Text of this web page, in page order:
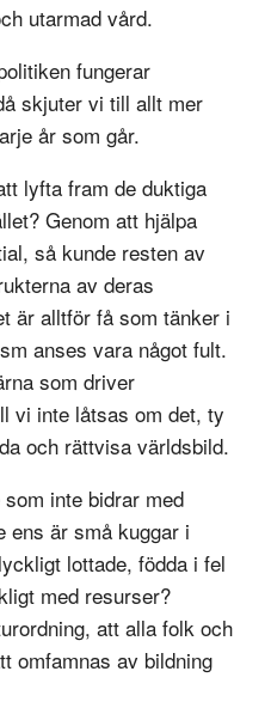
utarmad vård.
fungerar
skjuter vi till allt mer
år som går.
lyfta fram de duktiga
Genom att hjälpa
så kunde resten av
av deras
är alltför få som tänker i
anses vara något fult.
som driver
vi inte låtsas om det, ty
och rättvisa världsbild.
inte bidrar med
ens är små kuggar i
lottade, födda i fel
med resurser?
att alla folk och
omfamnas av bildning